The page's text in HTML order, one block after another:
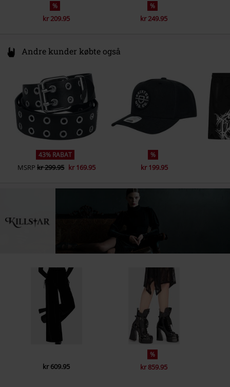
%
kr 209.95
%
kr 249.95
Andre kunder købte også
43% RABAT
MSRP kr 299.95 kr 169.95
%
kr 199.95
kr 609.95
%
kr 859.95